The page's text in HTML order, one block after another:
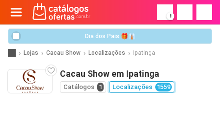
!
Dia dos Pais 🎁👔
Lojas Cacau Show Localizações Ipatinga
Cacau Show em Ipatinga
Catálogos 1 Localizações 1559